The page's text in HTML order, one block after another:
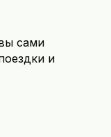
сами
и